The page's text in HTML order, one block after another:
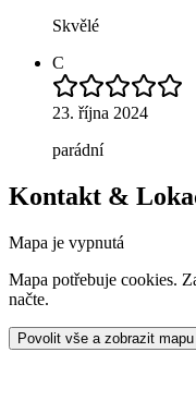
Skvělé
C
23. října 2024
parádní
Kontakt &
Mapa je vypnutá
Mapa potřebuje cookies.
načte.
Povolit vše a zobrazit mapu